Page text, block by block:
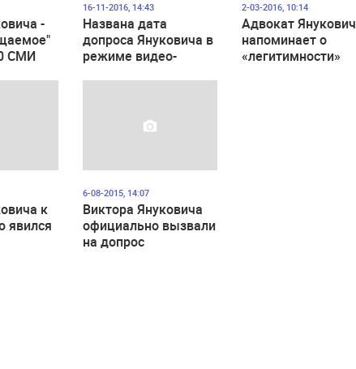
-
СМИ
16-11-2016, 14:43
Названа дата
допроса Януковича в
режиме видео-
2-03-2016, 10:14
Адвокат
напоминает о
«легитимности»
к
явился
6-08-2015, 14:07
Виктора Януковича
официально вызвали
на допрос